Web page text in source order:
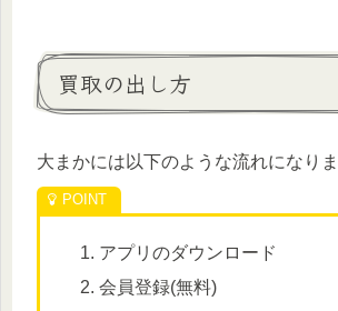
買取の出し方
大まかには以下のような流れになりま
アプリのダウンロード
会員登録(無料)